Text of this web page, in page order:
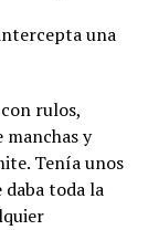
una
rulos,
y
Tenía unos
toda la